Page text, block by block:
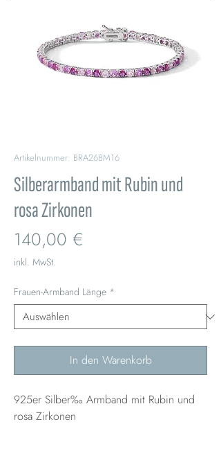
Artikelnummer: BRA268M16
Silberarmband mit Rubin und
rosa Zirkonen
140,00 €
inkl. MwSt.
Frauen-Armband Länge *
In den Warenkorb
925er Silber‰ Armband mit Rubin und
rosa Zirkonen